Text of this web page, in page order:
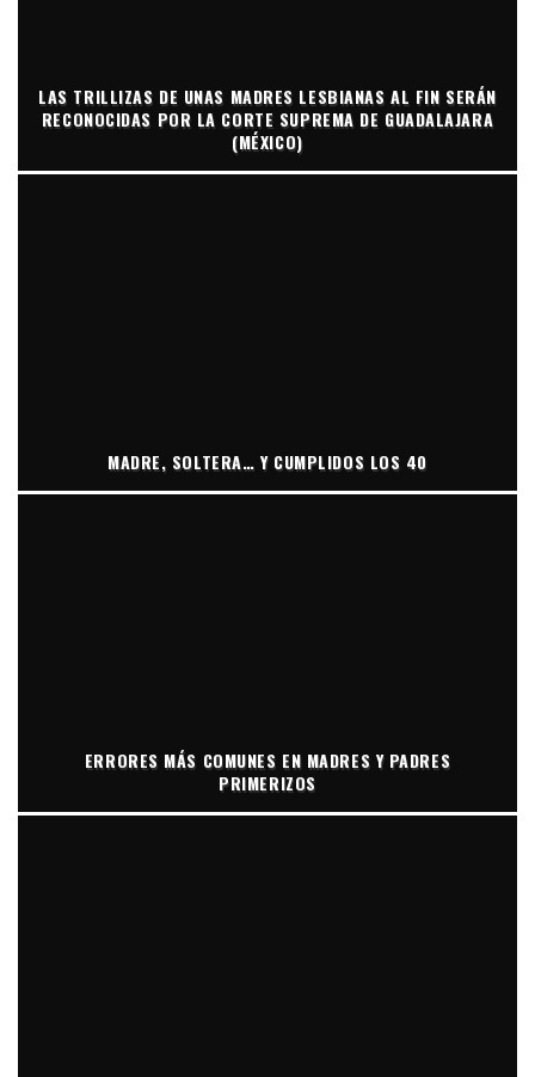
LAS TRILLIZAS DE UNAS MADRES LESBIANAS AL FIN SERÁN
RECONOCIDAS POR LA CORTE SUPREMA DE GUADALAJARA
(MÉXICO)
MADRE, SOLTERA… Y CUMPLIDOS LOS 40
ERRORES MÁS COMUNES EN MADRES Y PADRES
PRIMERIZOS